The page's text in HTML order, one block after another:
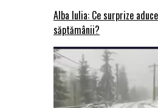
Alba Iulia: Ce surprize
săptămânii?